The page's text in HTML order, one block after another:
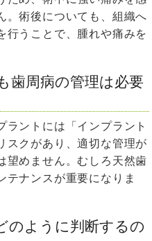
。術後についても、組織へ
行うことで、腫れや痛みを
歯周病の管理は必要
ラントには「インプラント
スクがあり、適切な管理が
望めません。むしろ天然歯
テナンスが重要になりま
のように判断するの